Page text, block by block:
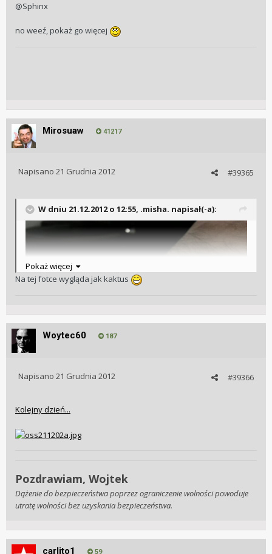
@Sphinx
no weeź, pokaż go więcej
Mirosuaw 41217
#39365
Napisano 21 Grudnia 2012
W dniu 21.12.2012 o 12:55, .misha. napisał(-a):
Pokaż więcej
Na tej fotce wygląda jak kaktus
Woytec60 187
#39366
Napisano 21 Grudnia 2012
Kolejny dzień...
Pozdrawiam, Wojtek
Dążenie do bezpieczeństwa poprzez ograniczenie wolności powoduje
utratę wolności bez uzyskania bezpieczeństwa.
carlito1 59